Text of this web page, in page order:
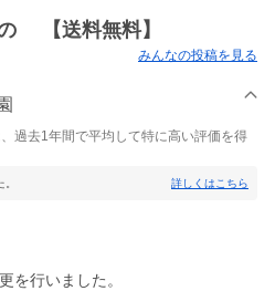
【送料無料】
みんなの投稿を見る
過去1年間で平均して特に高い評価を得
詳しくはこちら
を行いました。